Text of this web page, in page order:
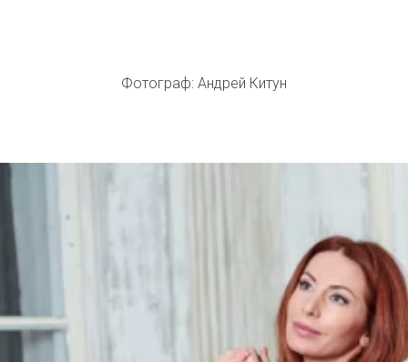
Фотограф: Андрей Китун